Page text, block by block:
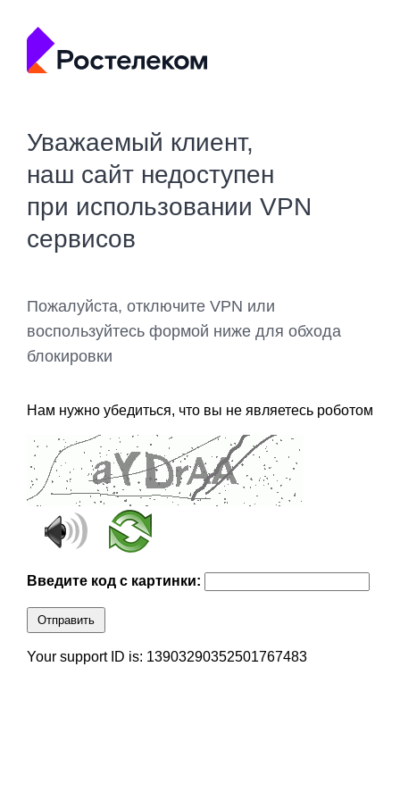
Уважаемый клиент,
наш сайт недоступен
при использовании VPN
сервисов
Пожалуйста, отключите VPN или
воспользуйтесь формой ниже для обхода
блокировки
Нам нужно убедиться, что вы не являетесь роботом
Введите код с картинки:
Отправить
Your support ID is: 13903290352501767483